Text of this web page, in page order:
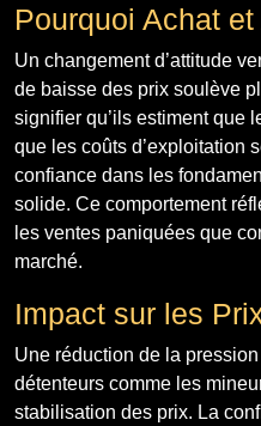
Pourquoi Achat
Un changement d’attitude
de baisse des prix soulève
signifier qu’ils estiment que
que les coûts d’exploitation
confiance dans les
solide. Ce comportement
les ventes paniquées que
marché.
Impact sur les
Une réduction de la
détenteurs comme les
stabilisation des prix. La